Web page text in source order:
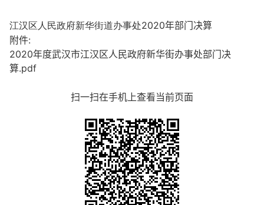
江汉区人民政府新华街道办事处2020年部门决算
附件:
2020年度武汉市江汉区人民政府新华街办事处部门决
算.pdf
扫一扫在手机上查看当前页面